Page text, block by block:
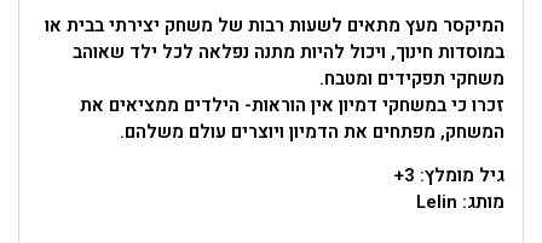
המיקסר מעץ מתאים לשעות רבות של משחק יצירתי בבית או
במוסדות חינוך, ויכול להיות מתנה נפלאה לכל ילד שאוהב
משחקי תפקידים ומטבח.
זכרו כי במשחקי דמיון אין הוראות- הילדים ממציאים את
המשחק, מפתחים את הדמיון ויוצרים עולם משלהם.
גיל מומלץ: 3+
מותג: Lelin